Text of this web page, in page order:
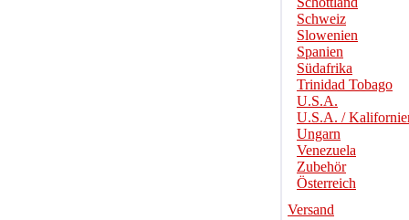
Schweiz
Slowenien
Spanien
Südafrika
Trinidad Tobago
U.S.A.
U.S.A. /
Ungarn
Venezuela
Zubehör
Österreich
Versand